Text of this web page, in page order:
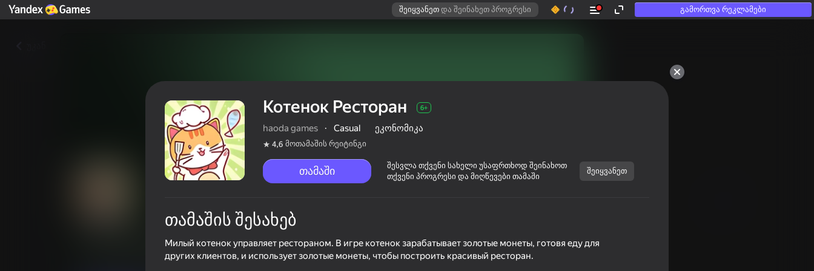
შეიყვანეთ და შეინახეთ პროგრესი გამორთვა რეკლამები
Котенок Ресторан
მოთამაშის რეიტინგი 6+
Котенок Ресторан 6+
haoda games · Casual ეკონომიკა
4,6 მოთამაშის რეიტინგი
თამაში
შესვლა თქვენი სახელი უსაფრთხოდ შეინახოთ
თქვენი პროგრესი და მიღწევები თამაში
შეიყვანეთ
თამაშის შესახებ
Милый котенок управляет рестораном. В игре котенок зарабатывает золотые монеты, готовя еду для
других клиентов, и использует золотые монеты, чтобы построить красивый ресторан.